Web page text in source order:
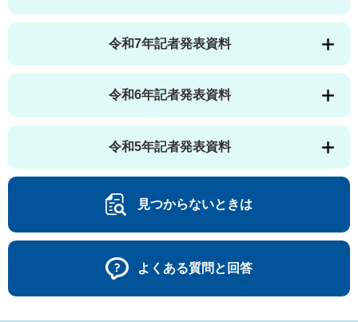
令和7年記者発表資料
令和6年記者発表資料
令和5年記者発表資料
見つからないときは
よくある質問と回答